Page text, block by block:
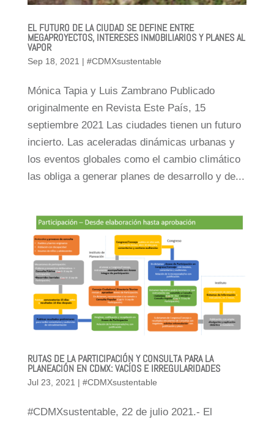
EL FUTURO DE LA CIUDAD SE DEFINE ENTRE
MEGAPROYECTOS, INTERESES INMOBILIARIOS Y PLANES AL
VAPOR
Sep 18, 2021 | #CDMXsustentable
Mónica Tapia y Luis Zambrano Publicado
originalmente en Revista Este País, 15
septiembre 2021 Las ciudades tienen un futuro
incierto. Las aceleradas dinámicas urbanas y
los eventos globales como el cambio climático
las obliga a generar planes de desarrollo y de...
RUTAS DE LA PARTICIPACIÓN Y CONSULTA PARA LA
PLANEACIÓN EN CDMX: VACÍOS E IRREGULARIDADES
Jul 23, 2021 | #CDMXsustentable
#CDMXsustentable, 22 de julio 2021.- El